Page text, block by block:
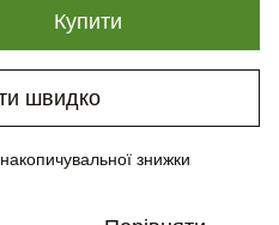
Купити
швидко
знижки